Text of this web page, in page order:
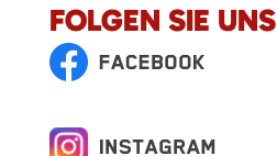
FOLGEN SIE UNS